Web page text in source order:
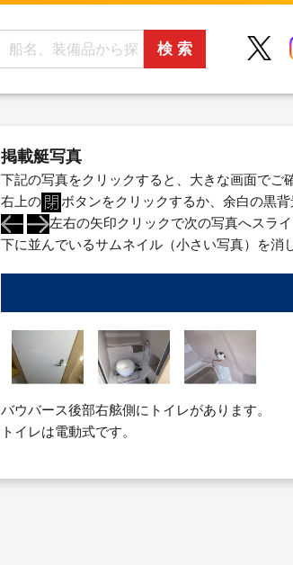
掲載艇写真
下記の写真をクリックすると、大きな画面でご
右上の
ボタンをクリックするか、余白の黒
左右の矢印クリックで次の写真へスライ
下に並んでいるサムネイル（小さい写真）を消
バウバース後部右舷側にトイレがあります。
トイレは電動式です。